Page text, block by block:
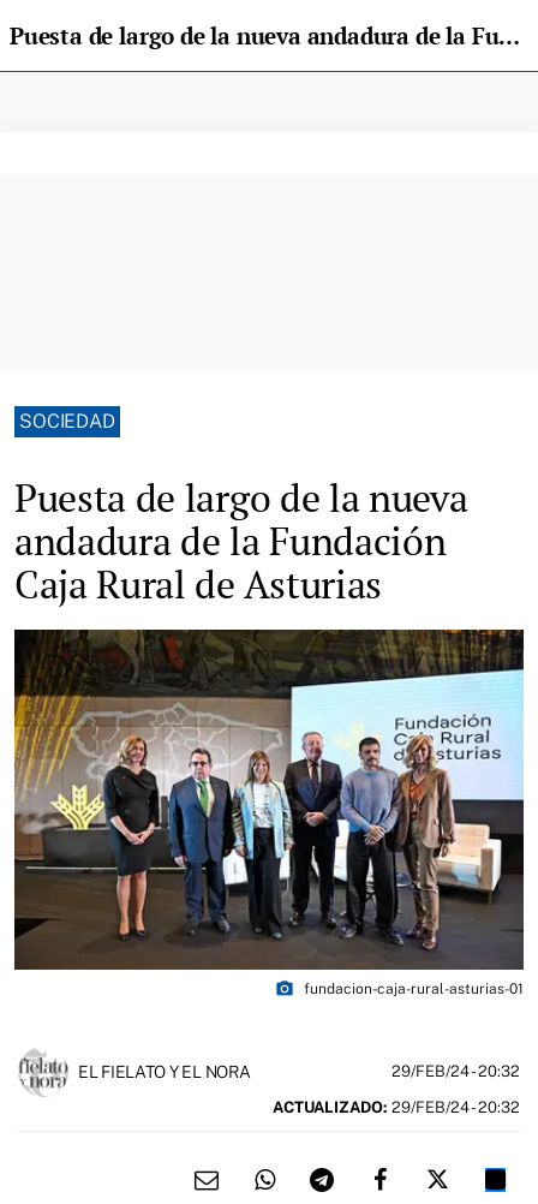
Puesta de largo de la nueva andadura de la Fundación Caja Rural de Asturias
SOCIEDAD
Puesta de largo de la nueva
andadura de la Fundación
Caja Rural de Asturias
photo_camera fundacion-caja-rural-asturias-01
EL FIELATO Y EL NORA 29/FEB/24- 20:32
ACTUALIZADO: 29/FEB/24 - 20:32